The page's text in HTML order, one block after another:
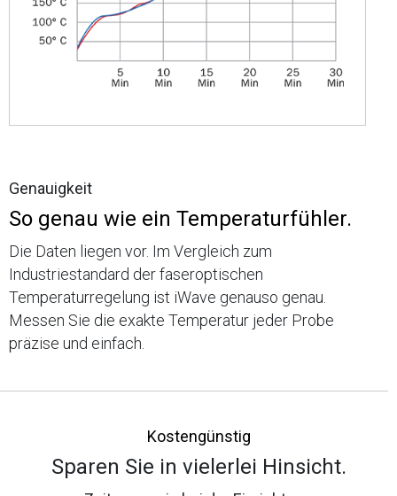
Genauigkeit
So genau wie ein Temperaturfühler.
Die Daten liegen vor. Im Vergleich zum
Industriestandard der faseroptischen
Temperaturregelung ist iWave genauso genau.
Messen Sie die exakte Temperatur jeder Probe
präzise und einfach.
Kostengünstig
Sparen Sie in vielerlei Hinsicht.